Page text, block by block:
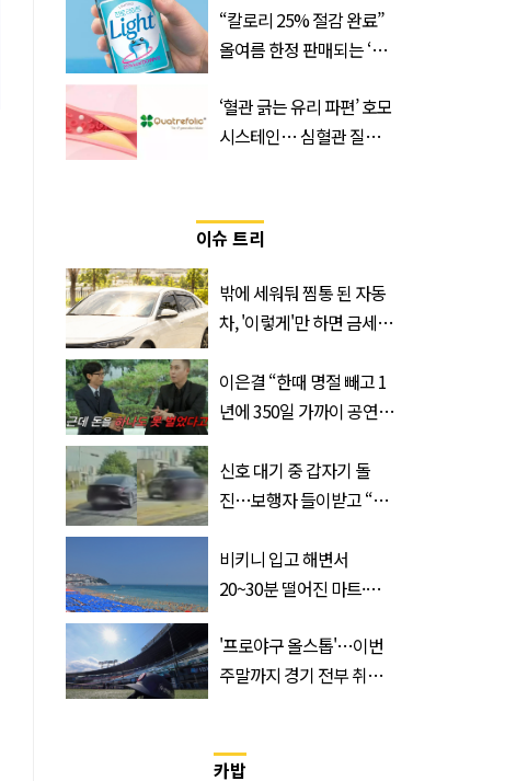
트
“칼로리 25% 절감 완료”
올여름 한정 판매되는 ‘최
‘혈관 긁는 유리 파편’ 호모
시스테인… 심혈관 질환
이슈 트리
밖에 세워둬 찜통 된 자동
차, '이렇게'만 하면 금세
이은결 “한때 명절 빼고 1
년에 350일 가까이 공연했
(이유)
신호 대기 중 갑자기 돌
진…보행자 들이받고 “다
비키니 입고 해변서
20~30분 떨어진 마트·주
속출, 반응 폭발
'프로야구 올스톱'…이번
주말까지 경기 전부 취소,
카밥